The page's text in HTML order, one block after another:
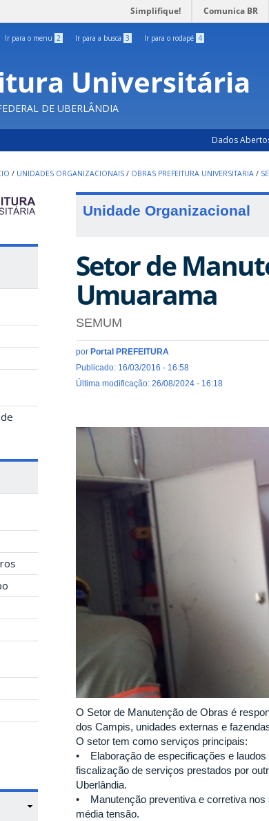
Simplifique! Comunica BR
Ir para o menu 2 Ir para a busca 3 Ir para o rodapé 4
Universitária
DE UBERLÂNDIA
Dados
/ UNIDADES ORGANIZACIONAIS / OBRAS PREFEITURA UNIVERSITARIA /
Unidade Organizacional
Setor de
Umuarama
SEMUM
por Portal PREFEITURA
Publicado: 16/03/2016 - 16:58
Última modificação: 26/08/2024 - 16:18
O Setor de Manutenção de Obras é
dos Campis, unidades externas e
O setor tem como serviços principais:
• Elaboração de especificações e laudos
fiscalização de serviços prestados por
Uberlândia.
• Manutenção preventiva e corretiva nos
média tensão.